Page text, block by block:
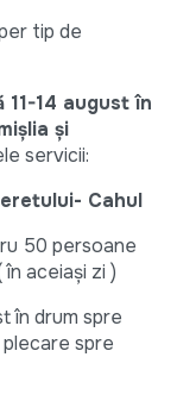
tip de
14 august în
și
servicii:
Cahul
50 persoane
aceiași zi )
în drum spre
plecare spre